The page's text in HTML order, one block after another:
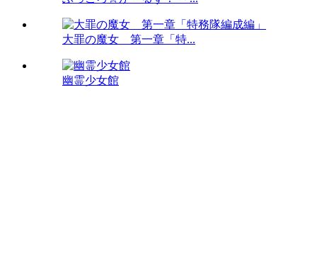
大罪の魔女 第一章「特...
幽霊少女館